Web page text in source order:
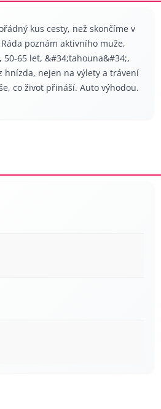
kus cesty, než skončíme v
poznám aktivního muže,
50-65 let, &#34;tahouna&#34;,
hnízda, nejen na výlety a trávení
co život přináší. Auto výhodou.